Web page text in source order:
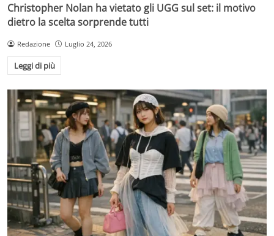
Christopher Nolan ha vietato gli UGG sul set: il motivo
dietro la scelta sorprende tutti
Redazione Luglio 24, 2026
Leggi di più